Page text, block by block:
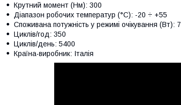
Крутний момент (Нм): 300
Діапазон робочих температур (°C): -20 ÷ +55
Споживана потужність у режимі очікування (Вт): 7
Циклів/год: 350
Циклів/день: 5400
Країна-виробник: Італія